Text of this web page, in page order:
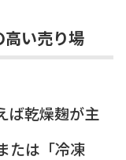
高い売り場
ば乾燥麹が主
たは「冷凍